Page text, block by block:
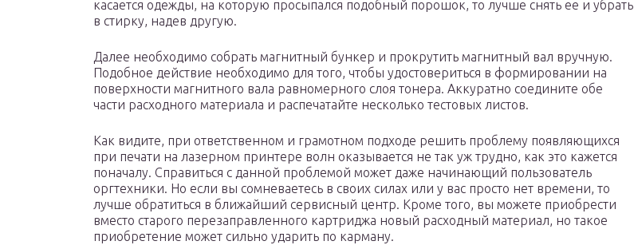
касается одежды, на которую просыпался подобный порошок, то лучше снять ее и убрать
в стирку, надев другую.
Далее необходимо собрать магнитный бункер и прокрутить магнитный вал вручную.
Подобное действие необходимо для того, чтобы удостовериться в формировании на
поверхности магнитного вала равномерного слоя тонера. Аккуратно соедините обе
части расходного материала и распечатайте несколько тестовых листов.
Как видите, при ответственном и грамотном подходе решить проблему появляющихся
при печати на лазерном принтере волн оказывается не так уж трудно, как это кажется
поначалу. Справиться с данной проблемой может даже начинающий пользователь
оргтехники. Но если вы сомневаетесь в своих силах или у вас просто нет времени, то
лучше обратиться в ближайший сервисный центр. Кроме того, вы можете приобрести
вместо старого перезаправленного картриджа новый расходный материал, но такое
приобретение может сильно ударить по карману.